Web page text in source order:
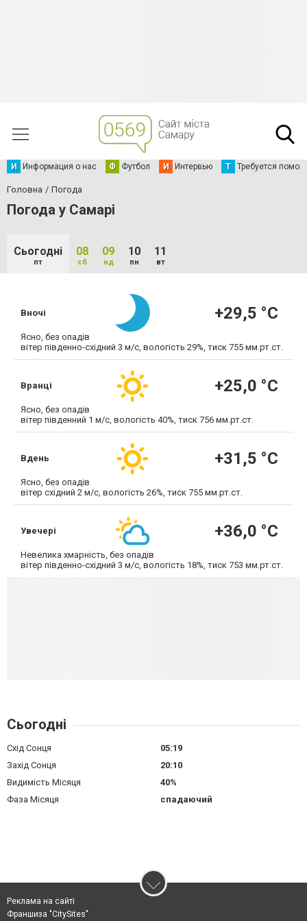
И Информация о нас Ф Футбол И Интервью Т Требуется
Головна Погода
Погода у Самарі
Сьогодні
пт
08
сб
09
нд
10
пн
11
вт
Вночі +29,5 °С
Ясно, без опадів
вітер південно-східний 3 м/с, вологість 29%, тиск 755 мм.рт.ст.
Вранці +25,0 °С
Ясно, без опадів
вітер південний 1 м/с, вологість 40%, тиск 756 мм.рт.ст.
Вдень +31,5 °С
Ясно, без опадів
вітер східний 2 м/с, вологість 26%, тиск 755 мм.рт.ст.
Увечері +36,0 °С
Невелика хмарність, без опадів
вітер південно-східний 3 м/с, вологість 18%, тиск 753 мм.рт.ст.
Сьогодні
Схід Сонця
05:19
Захід Сонця
20:10
Видимість Місяця
40%
Фаза Місяця
спадаючий
Реклама на сайті
Франшиза "CitySites"